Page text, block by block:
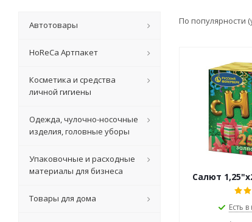
По популярности
Салют
Есть
Автотовары
HoReCa Артпакет
Косметика и средства
личной гигиены
Одежда, чулочно-носочные
изделия, головные уборы
Упаковочные и расходные
материалы для бизнеса
Товары для дома